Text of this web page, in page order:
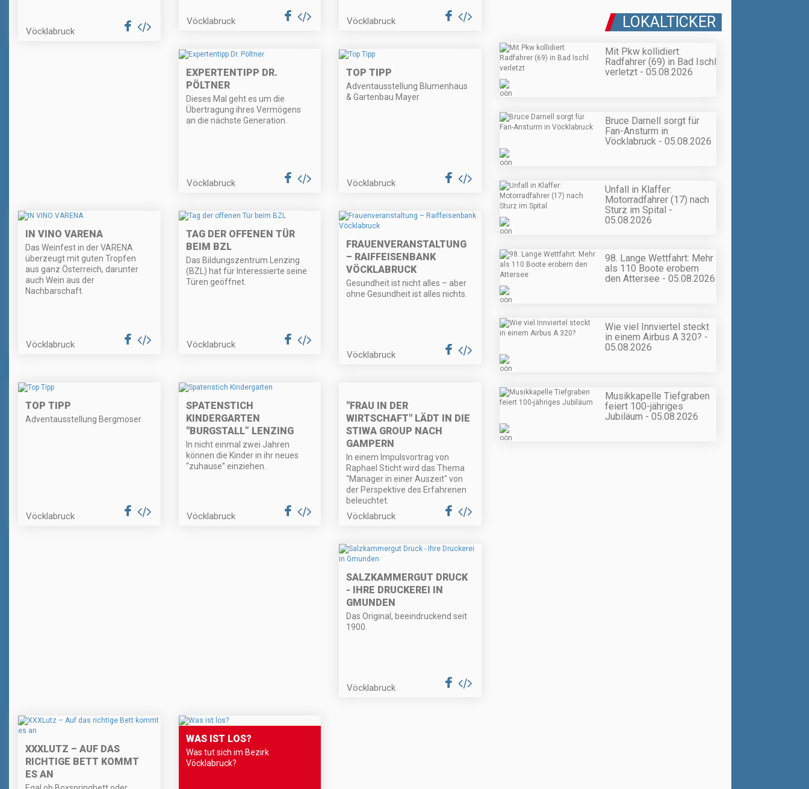
Vöcklabruck
Vöcklabruck Vöcklabruck
EXPERTENTIPP DR.
PÖLTNER
Dieses Mal geht es um die
Übertragung ihres Vermögens
an die nächste Generation.
Vöcklabruck
TOP TIPP
Adventausstellung Blumenhaus
& Gartenbau Mayer
Vöcklabruck
IN VINO VARENA
Das Weinfest in der VARENA
überzeugt mit guten Tropfen
aus ganz Österreich, darunter
auch Wein aus der
Nachbarschaft.
Vöcklabruck
TAG DER OFFENEN TÜR
BEIM BZL
Das Bildungszentrum Lenzing
(BZL) hat für Interessierte seine
Türen geöffnet.
Vöcklabruck
FRAUENVERANSTALTUNG
– RAIFFEISENBANK
VÖCKLABRUCK
Gesundheit ist nicht alles – aber
ohne Gesundheit ist alles nichts.
Vöcklabruck
TOP TIPP
Adventausstellung Bergmoser
Vöcklabruck
SPATENSTICH
KINDERGARTEN
"BURGSTALL” LENZING
In nicht einmal zwei Jahren
können die Kinder in ihr neues
“zuhause” einziehen.
Vöcklabruck
"FRAU IN DER
WIRTSCHAFT" LÄDT IN DIE
STIWA GROUP NACH
GAMPERN
In einem Impulsvortrag von
Raphael Sticht wird das Thema
"Manager in einer Auszeit" von
der Perspektive des Erfahrenen
beleuchtet.
Vöcklabruck
SALZKAMMERGUT DRUCK
- IHRE DRUCKEREI IN
GMUNDEN
Das Original, beeindruckend seit
1900.
Vöcklabruck
XXXLUTZ – AUF DAS
RICHTIGE BETT KOMMT
ES AN
WAS IST LOS?
Was tut sich im Bezirk
Vöcklabruck?
LOKALTICKER
Mit Pkw kollidiert:
Radfahrer (69) in Bad Ischl
verletzt - 05.08.2026
Bruce Darnell sorgt für
Fan-Ansturm in
Vöcklabruck - 05.08.2026
Unfall in Klaffer:
Motorradfahrer (17) nach
Sturz im Spital -
05.08.2026
98. Lange Wettfahrt: Mehr
als 110 Boote erobern
den Attersee - 05.08.2026
Wie viel Innviertel steckt
in einem Airbus A 320? -
05.08.2026
Musikkapelle Tiefgraben
feiert 100-jähriges
Jubiläum - 05.08.2026